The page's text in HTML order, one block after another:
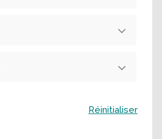
Réinitialiser